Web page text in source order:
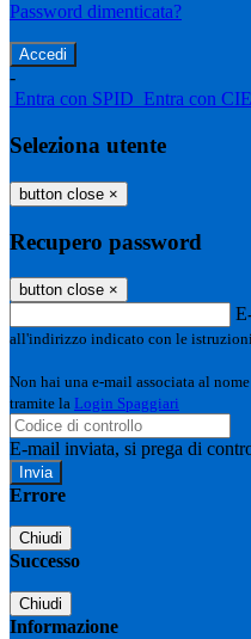
Password dimenticata?
-
Entra con SPID Entra con CIE
Seleziona utente
button close ×
Recupero password
button close ×
all'indirizzo indicato con le istruzioni
Non hai una e-mail associata al
tramite la Login Spaggiari
E-mail inviata, si prega di
Errore
Chiudi
Successo
Chiudi
Informazione